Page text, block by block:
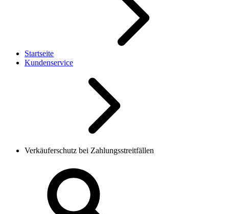
Startseite
Kundenservice
Verkäuferschutz bei Zahlungsstreitfällen